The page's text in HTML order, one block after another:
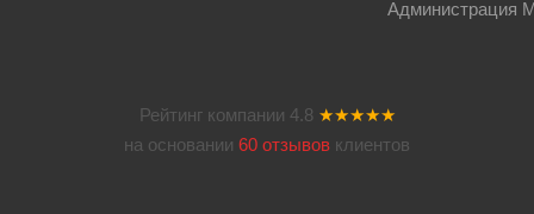
Администрация
Рейтинг компании 4.8 ★★★★★
на основании 60 отзывов клиентов